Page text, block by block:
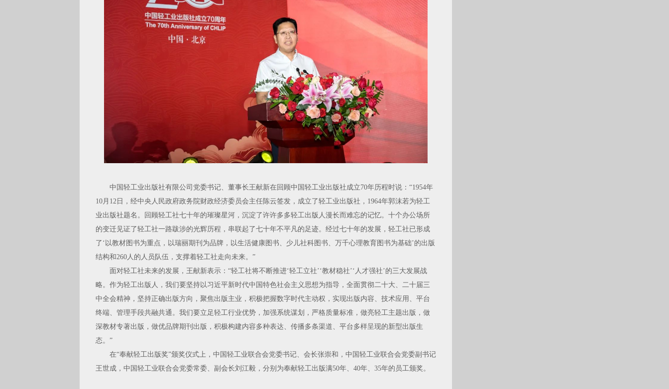
中国轻工业出版社有限公司党委书记、董事长王献新在回顾中国轻工业出版社成立70年历程时说：“1954年
10月12日，经中央人民政府政务院财政经济委员会主任陈云签发，成立了轻工业出版社，1964年郭沫若为轻工
业出版社题名。回顾轻工社七十年的璀璨星河，沉淀了许许多多轻工出版人漫长而难忘的记忆。十个办公场所
的变迁见证了轻工社一路跋涉的光辉历程，串联起了七十年不平凡的足迹。经过七十年的发展，轻工社已形成
了‘以教材图书为重点，以瑞丽期刊为品牌，以生活健康图书、少儿社科图书、万千心理教育图书为基础’的出版
结构和260人的人员队伍，支撑着轻工社走向未来。”
面对轻工社未来的发展，王献新表示：“轻工社将不断推进‘轻工立社’‘教材稳社’‘人才强社’的三大发展战
略。作为轻工出版人，我们要坚持以习近平新时代中国特色社会主义思想为指导，全面贯彻二十大、二十届三
中全会精神，坚持正确出版方向，聚焦出版主业，积极把握数字时代主动权，实现出版内容、技术应用、平台
终端、管理手段共融共通。我们要立足轻工行业优势，加强系统谋划，严格质量标准，做亮轻工主题出版，做
深教材专著出版，做优品牌期刊出版，积极构建内容多种表达、传播多条渠道、平台多样呈现的新型出版生
态。”
在“奉献轻工出版奖”颁奖仪式上，中国轻工业联合会党委书记、会长张崇和，中国轻工业联合会党委副书记
王世成，中国轻工业联合会党委常委、副会长刘江毅，分别为奉献轻工出版满50年、40年、35年的员工颁奖。